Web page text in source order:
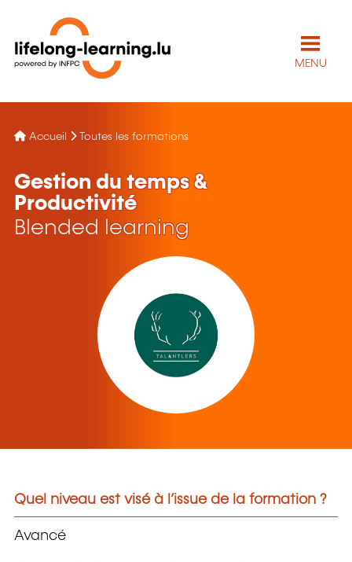
MENU
Accueil Toutes les formations
Gestion du temps &
Productivité
Blended learning
Quel niveau est visé à l’issue de la formation ?
Avancé